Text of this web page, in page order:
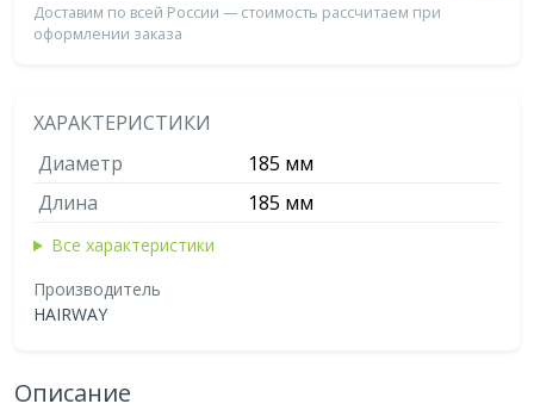
Доставим по всей России — стоимость рассчитаем при
оформлении заказа
ХАРАКТЕРИСТИКИ
Диаметр
185 мм
Длина
185 мм
Все характеристики
Производитель
HAIRWAY
Описание